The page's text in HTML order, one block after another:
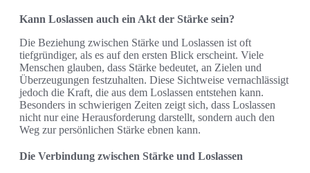
Kann Loslassen auch ein Akt der Stärke sein?
Die Beziehung zwischen Stärke und Loslassen ist oft
tiefgründiger, als es auf den ersten Blick erscheint. Viele
Menschen glauben, dass Stärke bedeutet, an Zielen und
Überzeugungen festzuhalten. Diese Sichtweise vernachlässigt
jedoch die Kraft, die aus dem Loslassen entstehen kann.
Besonders in schwierigen Zeiten zeigt sich, dass Loslassen
nicht nur eine Herausforderung darstellt, sondern auch den
Weg zur persönlichen Stärke ebnen kann.
Die Verbindung zwischen Stärke und Loslassen